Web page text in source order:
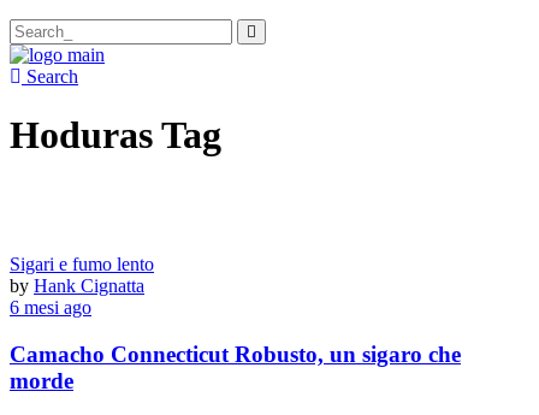
Search
for:
Search
Hoduras Tag
Sigari e fumo lento
by Hank Cignatta
6 mesi ago
Camacho Connecticut Robusto, un sigaro che
morde